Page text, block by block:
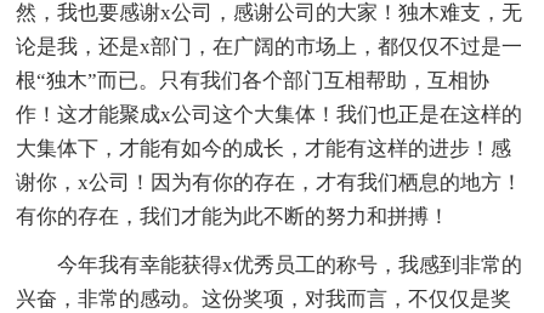
然，我也要感谢x公司，感谢公司的大家！独木难支，无
论是我，还是x部门，在广阔的市场上，都仅仅不过是一
根“独木”而已。只有我们各个部门互相帮助，互相协
作！这才能聚成x公司这个大集体！我们也正是在这样的
大集体下，才能有如今的成长，才能有这样的进步！感
谢你，x公司！因为有你的存在，才有我们栖息的地方！
有你的存在，我们才能为此不断的努力和拼搏！
今年我有幸能获得x优秀员工的称号，我感到非常的
兴奋，非常的感动。这份奖项，对我而言，不仅仅是奖